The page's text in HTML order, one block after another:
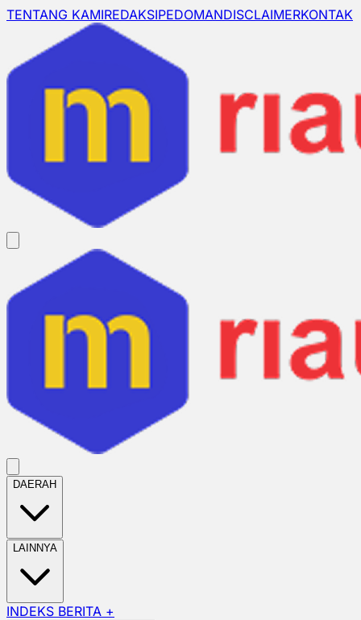
TENTANG KAMIREDAKSIPEDOMANDISCLAIMERKONTAK
DAERAH
LAINNYA
INDEKS BERITA +